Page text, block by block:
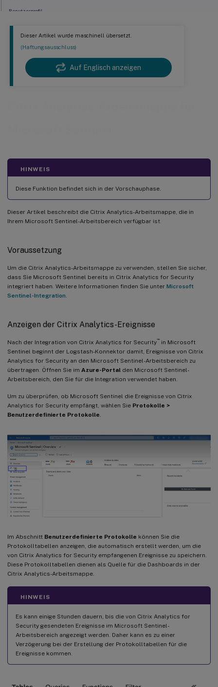
Dieser Artikel wurde maschinell übersetzt.
(Haftungsausschluss)
Auf Englisch anzeigen
HINWEIS
Diese Funktion befindet sich in der Vorschauphase.
Dieser Artikel beschreibt die Citrix Analytics-Arbeitsmappe, die in
Ihrem Microsoft Sentinel-Arbeitsbereich verfügbar ist.
Voraussetzung
Um die Citrix Analytics-Arbeitsmappe zu verwenden, stellen Sie sicher,
dass Sie Microsoft Sentinel bereits in Citrix Analytics for Security
integriert haben. Weitere Informationen finden Sie unter Microsoft
Sentinel-Integration
Anzeigen der Citrix Analytics-Ereignisse
Nach der Integration von Citrix Analytics for Security™
in Microsoft
Sentinel beginnt der Logstash-Konnektor damit, Ereignisse von Citrix
Analytics for Security an den Microsoft Sentinel-Arbeitsbereich zu
übertragen. Öffnen Sie im Azure-Portal den Microsoft Sentinel-
Arbeitsbereich, den Sie für die Integration verwendet haben.
Um zu überprüfen, ob Microsoft Sentinel die Ereignisse von Citrix
Analytics for Security empfängt, wählen Sie Protokolle >
Benutzerdefinierte Protokolle
Im Abschnitt Benutzerdefinierte Protokolle können Sie die
Protokolltabellen anzeigen, die automatisch erstellt werden, um die
von Citrix Analytics for Security empfangenen Ereignisse zu speichern.
Diese Protokolltabellen dienen als Quelle für die Dashboards in der
Citrix Analytics-Arbeitsmappe.
HINWEIS
Es kann einige Stunden dauern, bis die von Citrix Analytics for
Security gesendeten Ereignisse im Microsoft Sentinel-
Arbeitsbereich angezeigt werden. Daher kann es zu einer
Verzögerung bei der Erstellung der Protokolltabellen für die
Ereignisse kommen.
Benutzerprofil
Empfangene Ereignisse